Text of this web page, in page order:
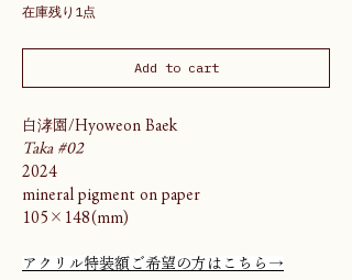
在庫残り1点
Add to cart
白涍園/Hyoweon Baek
Taka #02
2024
mineral pigment on paper
105×148(mm)
アクリル特装額ご希望の方はこちら→